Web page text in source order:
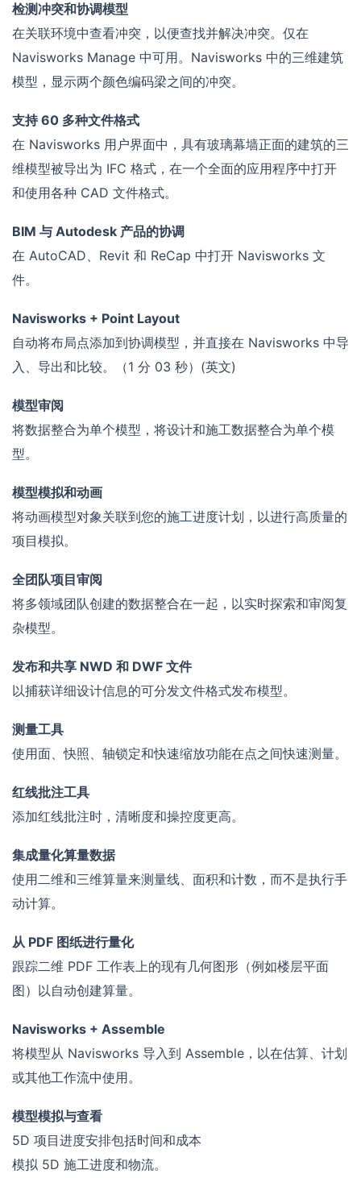
检测冲突和协调模型
在关联环境中查看冲突，以便查找并解决冲突。仅在
Navisworks Manage 中可用。Navisworks 中的三维建筑
模型，显示两个颜色编码梁之间的冲突。
支持 60 多种文件格式
在 Navisworks 用户界面中，具有玻璃幕墙正面的建筑的三
维模型被导出为 IFC 格式，在一个全面的应用程序中打开
和使用各种 CAD 文件格式。
BIM 与 Autodesk 产品的协调
在 AutoCAD、Revit 和 ReCap 中打开 Navisworks 文
件。
Navisworks + Point Layout
自动将布局点添加到协调模型，并直接在 Navisworks 中导
入、导出和比较。（1 分 03 秒）(英文)
模型审阅
将数据整合为单个模型，将设计和施工数据整合为单个模
型。
模型模拟和动画
将动画模型对象关联到您的施工进度计划，以进行高质量的
项目模拟。
全团队项目审阅
将多领域团队创建的数据整合在一起，以实时探索和审阅复
杂模型。
发布和共享 NWD 和 DWF 文件
以捕获详细设计信息的可分发文件格式发布模型。
测量工具
使用面、快照、轴锁定和快速缩放功能在点之间快速测量。
红线批注工具
添加红线批注时，清晰度和操控度更高。
集成量化算量数据
使用二维和三维算量来测量线、面积和计数，而不是执行手
动计算。
从 PDF 图纸进行量化
跟踪二维 PDF 工作表上的现有几何图形（例如楼层平面
图）以自动创建算量。
Navisworks + Assemble
将模型从 Navisworks 导入到 Assemble，以在估算、计划
或其他工作流中使用。
模型模拟与查看
5D 项目进度安排包括时间和成本
模拟 5D 施工进度和物流。